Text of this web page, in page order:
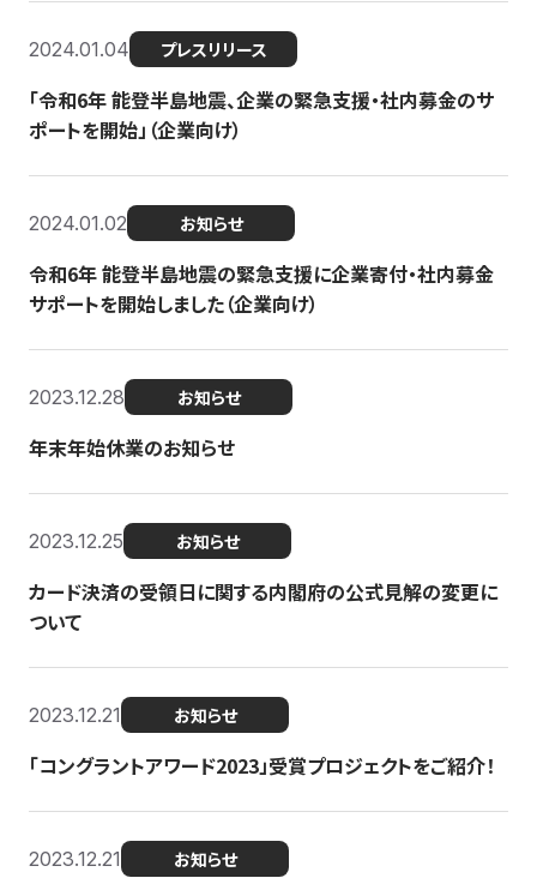
2024.01.04 プレスリリース
「令和6年 能登半島地震、企業の緊急支援・社内募金のサ
ポートを開始」（企業向け）
2024.01.02 お知らせ
令和6年 能登半島地震の緊急支援に企業寄付・社内募金
サポートを開始しました（企業向け）
2023.12.28 お知らせ
年末年始休業のお知らせ
2023.12.25 お知らせ
カード決済の受領日に関する内閣府の公式見解の変更に
ついて
2023.12.21 お知らせ
「コングラントアワード2023」受賞プロジェクトをご紹介！
2023.12.21 お知らせ